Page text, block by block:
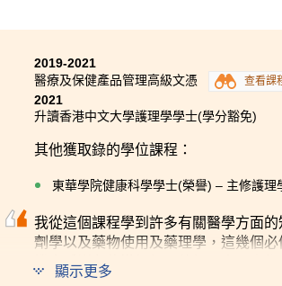
2019-2021
醫療及保健產品管理高級文憑
查看課
2021
升讀香港中文大學護理學學士(學分豁免)
其他獲取錄的學位課程：
東華學院健康科學學士(榮譽) – 主修護理
我從這個課程學到許多有關醫學方面
劑學以及藥物使用及藥理學，這幾個
機會感謝各位導師們，他們一直以來
講義內容。另外，即使在非辦公的時
顯示更多